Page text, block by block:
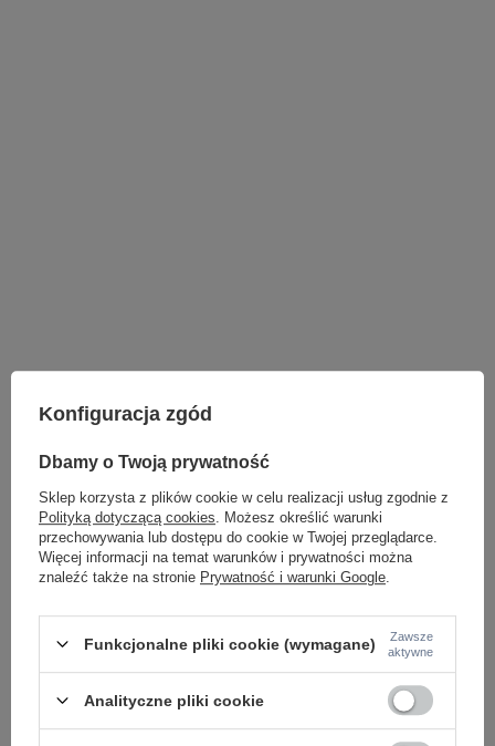
KINKIETY NAD LUSTRO
ŻYRANDOLE KRYSZTAŁOWE
LAMPY WISZĄCE CZARNE
LAMPY WISZĄCE - OKRĘGI
KINKIETY DO SYPIALNI
LAMPY SUFITOWE OKRĄGŁE
LAMPY WISZĄCE
LAMPY ZEWNĘTRZNE
SŁUPKI OGRODOWE
LAMPY OGRODOWE - SUFITOWE
LAMPY SOLARNE
Konfiguracja zgód
Dbamy o Twoją prywatność
Sklep korzysta z plików cookie w celu realizacji usług zgodnie z
Polityką dotyczącą cookies . Możesz określić warunki
przechowywania lub dostępu do cookie w Twojej przeglądarce.
Więcej informacji na temat warunków i prywatności można
znaleźć także na stronie Prywatność i warunki Google
Funkcjonalne pliki cookie (wymagane)
Zawsze
aktywne
Analityczne pliki cookie